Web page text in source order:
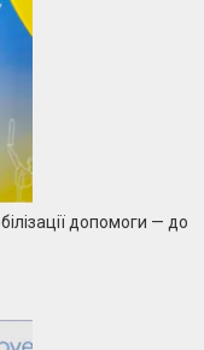
допомоги — до